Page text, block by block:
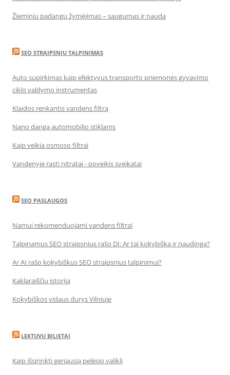
Žieminių padangų žymėjimas – saugumas ir nauda
SEO STRAIPSNIU TALPINIMAS
Auto supirkimas kaip efektyvus transporto priemonės gyvavimo
ciklo valdymo instrumentas
Klaidos renkantis vandens filtrą
Nano danga automobilio stiklams
Kaip veikia osmoso filtrai
Vandenyje rasti nitratai - poveikis sveikatai
SEO PASLAUGOS
Namui rekomenduojami vandens filtrai
Talpinamus SEO straipsnius rašo DI: Ar tai kokybiška ir naudinga?
Ar AI rašo kokybiškus SEO straipsnius talpinimui?
Kaklaraiščių istorija
Kokybiškos vidaus durys Vilniuje
LEKTUVU BILIETAI
Kaip išsirinkti geriausią pelėsio valiklį